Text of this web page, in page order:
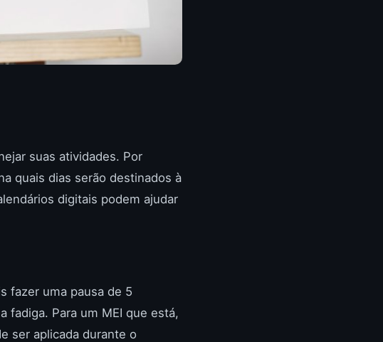
suas atividades. Por
quais dias serão destinados à
digitais podem ajudar
fazer uma pausa de 5
fadiga. Para um MEI que está,
ser aplicada durante o